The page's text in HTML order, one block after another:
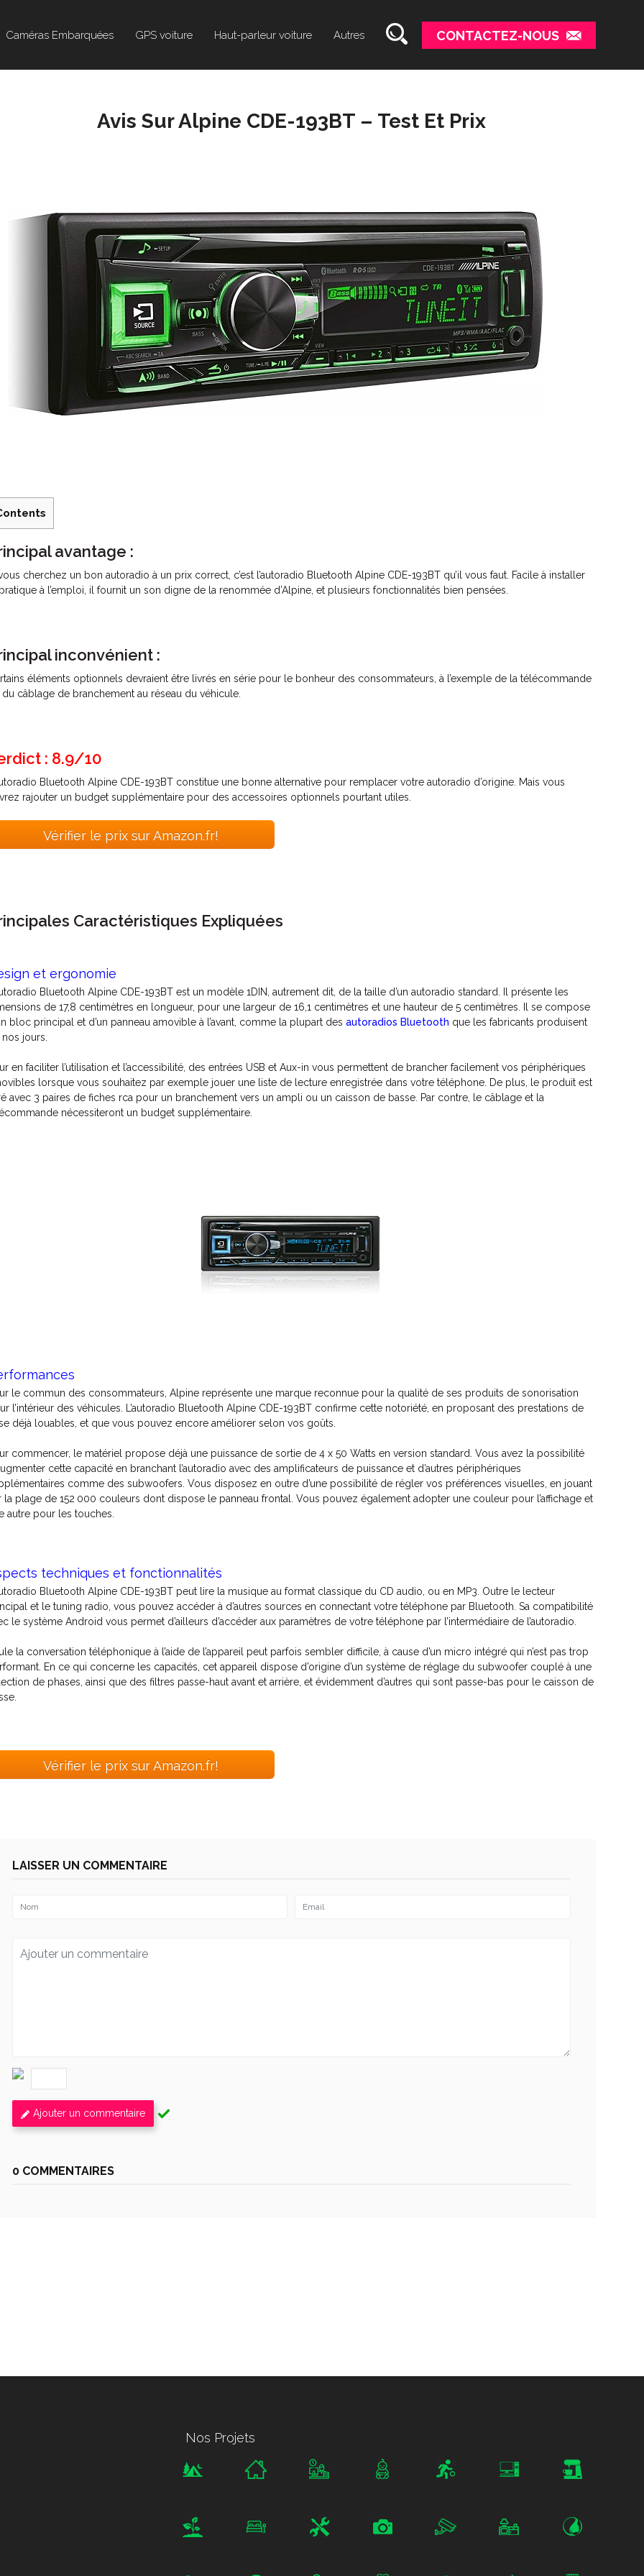
Caméras Embarquées GPS voiture Haut-parleur voiture Autres CONTACTEZ-NOUS
Avis Sur Alpine CDE-193BT – Test Et Prix
avantage :
cherchez un bon autoradio à un prix correct, c’est l’autoradio Bluetooth Alpine CDE-193BT qu’il vous faut. Facile à installer
à l’emploi, il fournit un son digne de la renommée d’Alpine, et plusieurs fonctionnalités bien pensées.
inconvénient :
éléments optionnels devraient être livrés en série pour le bonheur des consommateurs, à l’exemple de la télécommande
du câblage de branchement au réseau du véhicule.
: 8.9/10
Bluetooth Alpine CDE-193BT constitue une bonne alternative pour remplacer votre autoradio d’origine. Mais vous
rajouter un budget supplémentaire pour des accessoires optionnels pourtant utiles.
Vérifier le prix sur Amazon.fr!
Caractéristiques Expliquées
et ergonomie
Bluetooth Alpine CDE-193BT est un modèle 1DIN, autrement dit, de la taille d’un autoradio standard. Il présente les
de 17,8 centimètres en longueur, pour une largeur de 16,1 centimètres et une hauteur de 5 centimètres. Il se compose
bloc principal et d’un panneau amovible à l’avant, comme la plupart desautoradios Bluetooth que les fabricants produisent
jours.
en faciliter l’utilisation et l’accessibilité, des entrées USB et Aux-in vous permettent de brancher facilement vos périphériques
lorsque vous souhaitez par exemple jouer une liste de lecture enregistrée dans votre téléphone. De plus, le produit est
avec 3 paires de fiches rca pour un branchement vers un ampli ou un caisson de basse. Par contre, le câblage et la
nécessiteront un budget supplémentaire.
le commun des consommateurs, Alpine représente une marque reconnue pour la qualité de ses produits de sonorisation
l’intérieur des véhicules. L’autoradio Bluetooth Alpine CDE-193BT confirme cette notoriété, en proposant des prestations de
déjà louables, et que vous pouvez encore améliorer selon vos goûts.
commencer, le matériel propose déjà une puissance de sortie de 4 x 50 Watts en version standard. Vous avez la possibilité
cette capacité en branchant l’autoradio avec des amplificateurs de puissance et d’autres périphériques
comme des subwoofers. Vous disposez en outre d’une possibilité de régler vos préférences visuelles, en jouant
la plage de 152 000 couleurs dont dispose le panneau frontal. Vous pouvez également adopter une couleur pour l’affichage et
autre pour les touches.
techniques et fonctionnalités
Bluetooth Alpine CDE-193BT peut lire la musique au format classique du CD audio, ou en MP3. Outre le lecteur
et le tuning radio, vous pouvez accéder à d’autres sources en connectant votre téléphone par Bluetooth. Sa compatibilité
le système Android vous permet d’ailleurs d’accéder aux paramètres de votre téléphone par l’intermédiaire de l’autoradio.
la conversation téléphonique à l’aide de l’appareil peut parfois sembler difficile, à cause d’un micro intégré qui n’est pas trop
En ce qui concerne les capacités, cet appareil dispose d’origine d’un système de réglage du subwoofer couplé à une
de phases, ainsi que des filtres passe-haut avant et arrière, et évidemment d’autres qui sont passe-bas pour le caisson de
Vérifier le prix sur Amazon.fr!
LAISSER UN COMMENTAIRE
Ajouter un commentaire
0 COMMENTAIRES
Nos Projets